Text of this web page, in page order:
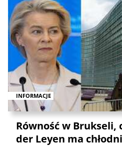
INFORMACJE
Równość w Brukseli,
der Leyen ma